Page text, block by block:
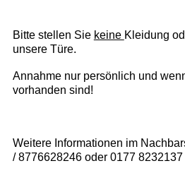
Bitte stellen Sie keine Kleidung
unsere Türe.
Annahme nur persönlich und
vorhanden sind!
Weitere Informationen im
/ 8776628246 oder 0177 8232137